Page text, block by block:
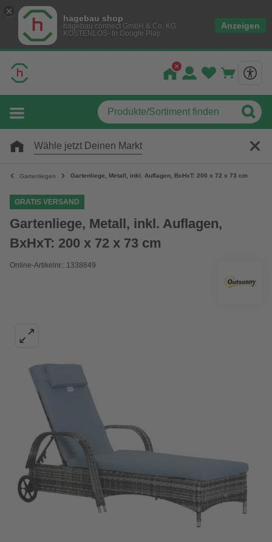
hagebau shop
hagebau connect GmbH & Co. KG
KOSTENLOS- In Google Play
Anzeigen
Wähle jetzt Deinen Markt
Gartenliegen Gartenliege, Metall, inkl. Auflagen, BxHxT: 200 x 72 x 73 cm
GRATIS VERSAND
Gartenliege, Metall, inkl. Auflagen,
BxHxT: 200 x 72 x 73 cm
Online-Artikelnr.: 1338849